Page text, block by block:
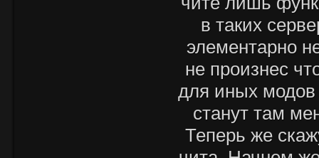
в таких
элементарно
не произнес
для иных модов
станут там
Теперь же